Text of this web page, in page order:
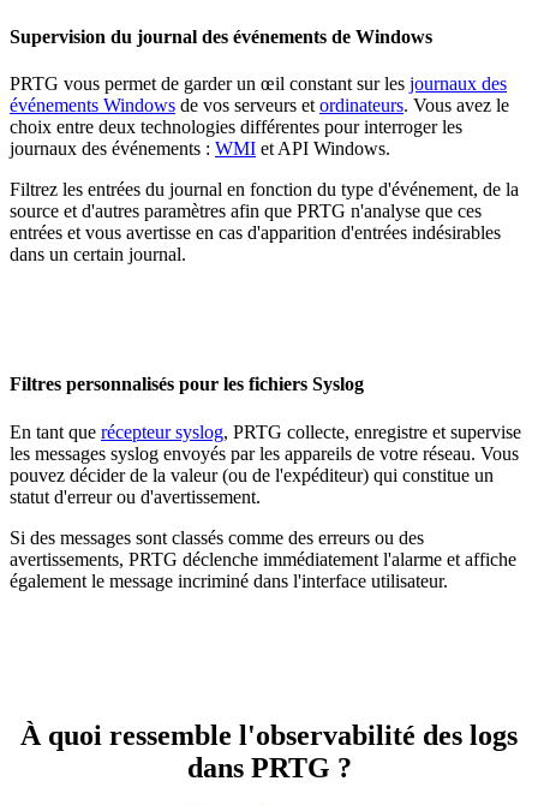
Supervision du journal des événements de Windows
PRTG vous permet de garder un œil constant sur les journaux des
événements Windows de vos serveurs et ordinateurs. Vous avez le
choix entre deux technologies différentes pour interroger les
journaux des événements : WMI et API Windows.
Filtrez les entrées du journal en fonction du type d'événement, de la
source et d'autres paramètres afin que PRTG n'analyse que ces
entrées et vous avertisse en cas d'apparition d'entrées indésirables
dans un certain journal.
Filtres personnalisés pour les fichiers Syslog
En tant que récepteur syslog, PRTG collecte, enregistre et supervise
les messages syslog envoyés par les appareils de votre réseau. Vous
pouvez décider de la valeur (ou de l'expéditeur) qui constitue un
statut d'erreur ou d'avertissement.
Si des messages sont classés comme des erreurs ou des
avertissements, PRTG déclenche immédiatement l'alarme et affiche
également le message incriminé dans l'interface utilisateur.
À quoi ressemble l'observabilité des logs
dans PRTG ?